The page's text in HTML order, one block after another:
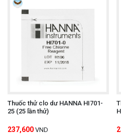
Thuốc thử clo dư HANNA HI701-
25 (25 lần thử)
237,600 VND